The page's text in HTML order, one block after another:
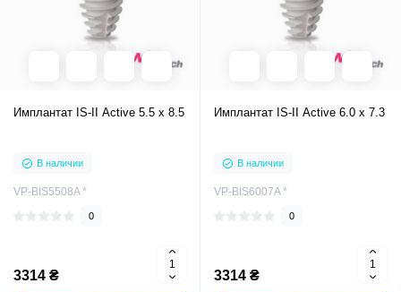
Имплантат IS-II Active 5.5 x 8.5
В наличии
VP-BIS5508A *
0
3314 ₴
Имплантат IS-II Active 6.0 x 7.3
В наличии
VP-BIS6007A *
0
3314 ₴